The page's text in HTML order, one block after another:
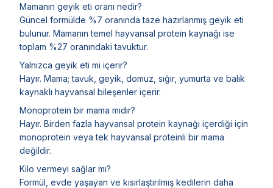
Mamanın geyik eti oranı nedir?
Güncel formülde %7 oranında taze hazırlanmış geyik eti
bulunur. Mamanın temel hayvansal protein kaynağı ise
toplam %27 oranındaki tavuktur.
Yalnızca geyik eti mi içerir?
Hayır. Mama; tavuk, geyik, domuz, sığır, yumurta ve balık
kaynaklı hayvansal bileşenler içerir.
Monoprotein bir mama mıdır?
Hayır. Birden fazla hayvansal protein kaynağı içerdiği için
monoprotein veya tek hayvansal proteinli bir mama
değildir.
Kilo vermeyi sağlar mı?
Formül, evde yaşayan ve kısırlaştırılmış kedilerin daha